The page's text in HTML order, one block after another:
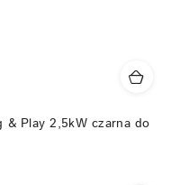
& Play 2,5kW czarna do